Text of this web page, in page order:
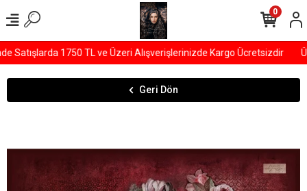
1750 TL ve Üzeri Alışverişlerinizde Kargo Ücretsizdir
0
Geri Dön